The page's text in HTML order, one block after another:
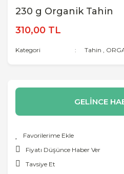
230 g Organik Tahin
310,00 TL
Kategori Tahin ,
GELİNCE
Fiyatı Düşünce Haber Ver
Tavsiye Et